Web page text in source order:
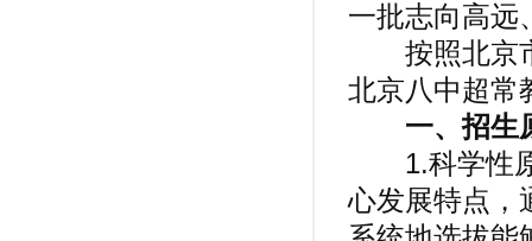
一批志向高远
按照北京市
北京八中超常
一、招生
1.科学性原
心发展特点，